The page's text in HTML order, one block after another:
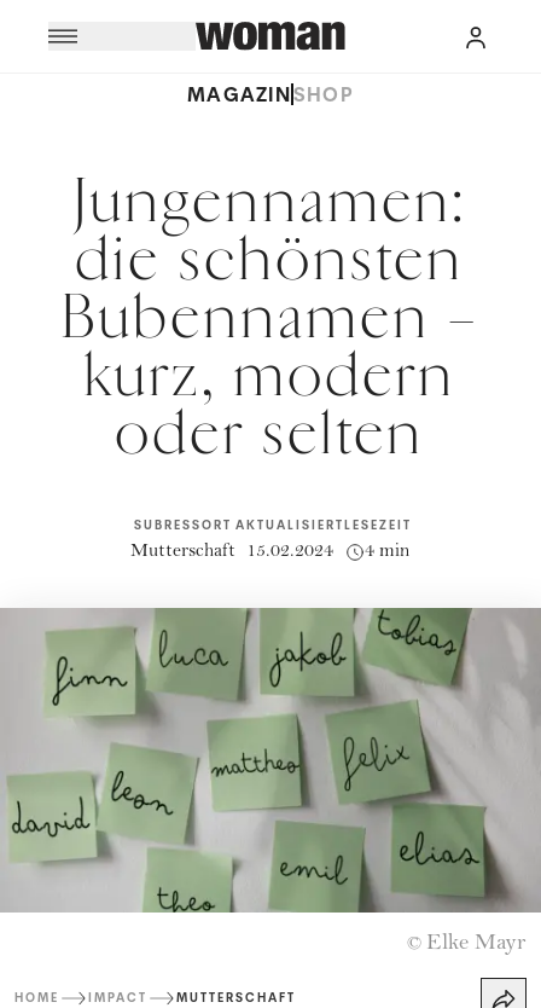
MAGAZINSHOP
Jungennamen:
die schönsten
Bubennamen –
kurz, modern
oder selten
SUBRESSORT
Mutterschaft
AKTUALISIERT
15.02.2024
LESEZEIT
4 min
© Elke Mayr
HOME IMPACT MUTTERSCHAFT